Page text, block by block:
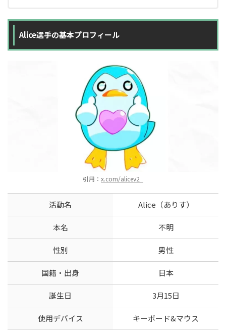
Alice選手の基本プロフィール
引用： x.com/alicev2_
活動名 Alice（ありす）
本名 不明
性別 男性
国籍・出身 日本
誕生日 3月15日
使用デバイス キーボード&マウス